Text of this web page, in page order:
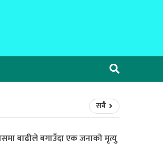
सबै
बाढीले बगाउँदा एक जनाको मृत्यु